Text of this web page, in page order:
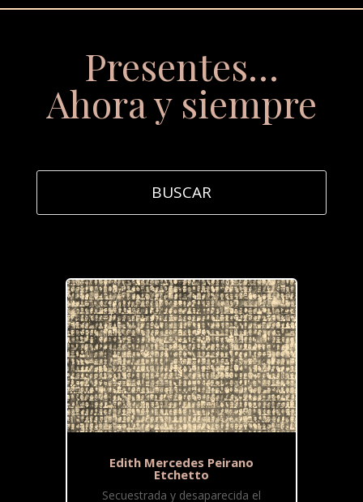
Presentes…
Ahora y siempre
Edith Mercedes Peirano
Etchetto
Secuestrada y desaparecida el